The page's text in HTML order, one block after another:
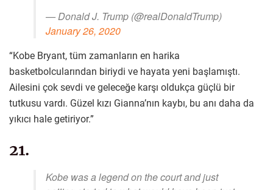
— Donald J. Trump (@realDonaldTrump)
January 26, 2020
“Kobe Bryant, tüm zamanların en harika
basketbolcularından biriydi ve hayata yeni başlamıştı.
Ailesini çok sevdi ve geleceğe karşı oldukça güçlü bir
tutkusu vardı. Güzel kızı Gianna’nın kaybı, bu anı daha da
yıkıcı hale getiriyor.”
21.
Kobe was a legend on the court and just